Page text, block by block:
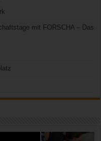
mit FORSCHA – Das